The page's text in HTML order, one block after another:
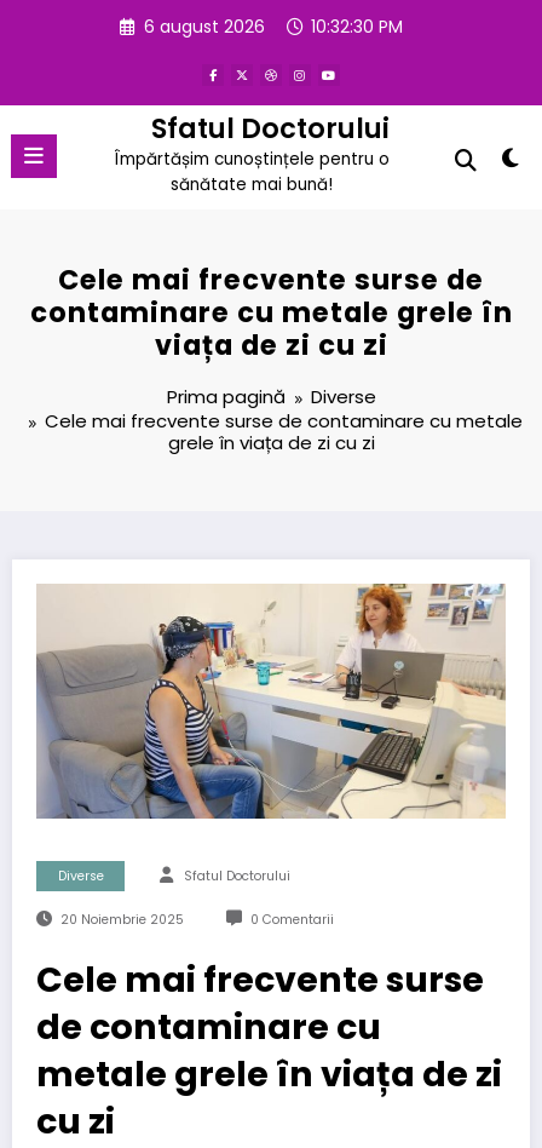
6 august 2026 10:32:31 PM
Sfatul Doctorului
Împărtășim cunoștințele pentru o
sănătate mai bună!
Cele mai frecvente surse de
contaminare cu metale grele în
viața de zi cu zi
Prima pagină
Diverse
Cele mai frecvente surse de contaminare cu metale
grele în viața de zi cu zi
Diverse Sfatul Doctorului
20 Noiembrie 2025 0 Comentarii
Cele mai frecvente surse
de contaminare cu
metale grele în viața de zi
cu zi